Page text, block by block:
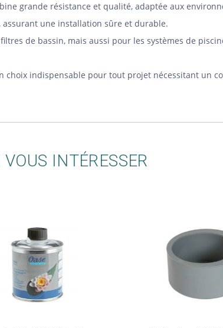
grande résistance et qualité, adaptée aux
assurant une installation sûre et durable.
de bassin, mais aussi pour les systèmes de
choix indispensable pour tout projet nécessitant un
INTÉRESSER